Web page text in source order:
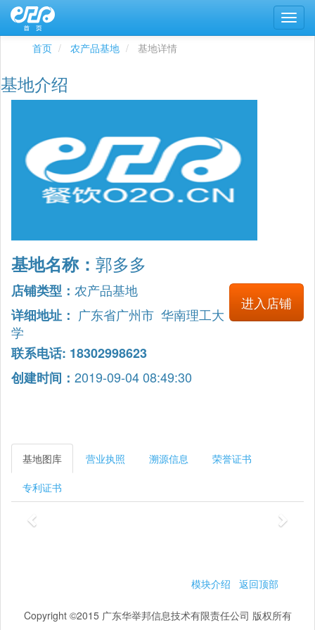
首页 农产品基地 基地详情
基地介绍
基地名称： 郭多多
店铺类型： 农产品基地
进入店铺
详细地址： 广东省广州市 华南理工大
学
联系电话: 18302998623
创建时间： 2019-09-04 08:49:30
基地图库 营业执照 溯源信息 荣誉证书
专利证书
模块介绍 返回顶部
Copyright ©2015 广东华举邦信息技术有限责任公司 版权所有